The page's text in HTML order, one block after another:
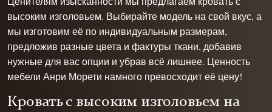
высоким изголовьем. Выбирайте модель на свой вкус, а
мы изготовим её по индивидуальным размерам,
предложив разные цвета и фактуры ткани, добавив
нужные для вас опции и убрав всё лишнее. Ценность
мебели Анри Морети намного превосходит её цену!
Кровать с высоким изголовьем на